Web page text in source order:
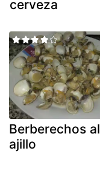
cerveza
Berberechos al
ajillo